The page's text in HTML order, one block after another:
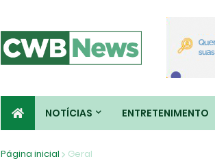
NOTÍCIAS ENTRETENIMENTO
Página inicial Geral